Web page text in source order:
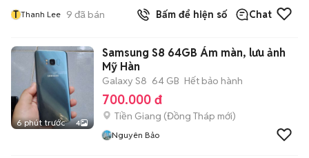
T Thanh Lee 9 đã bán Bấm để hiện số Chat
6 phút trước 4
Samsung S8 64GB Ám màn, lưu ảnh
Mỹ Hàn
Galaxy S8 64 GB Hết bảo hành
700.000 đ
Tiền Giang (Đồng Tháp mới)
Nguyên Bảo